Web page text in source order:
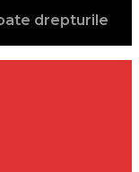
drepturile